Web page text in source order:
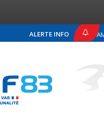
ALERTE INFO
COMMUNIQUÉ DE PRESSE AMF83